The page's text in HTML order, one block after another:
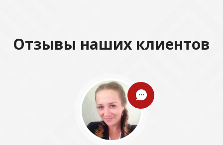
Отзывы наших клиентов